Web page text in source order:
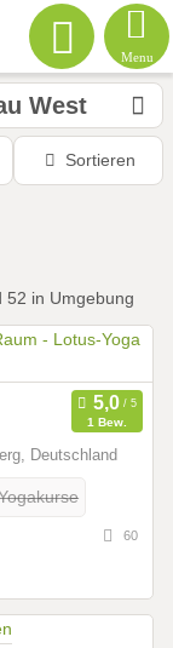
Menu
West
Sortieren
in Umgebung
1 Bew.
Deutschland
60